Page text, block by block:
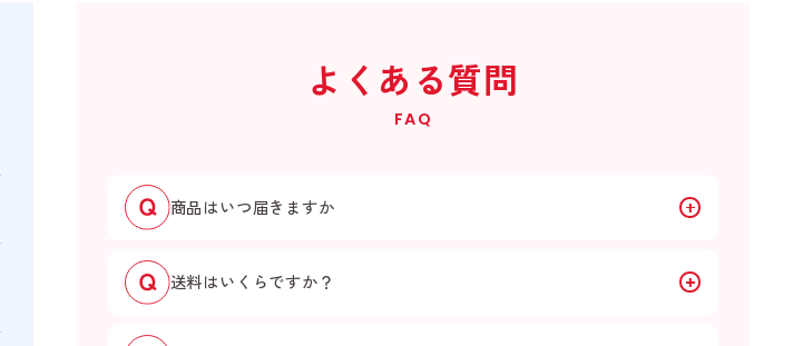
よくある質問
FAQ
商品はいつ届きますか
送料はいくらですか？